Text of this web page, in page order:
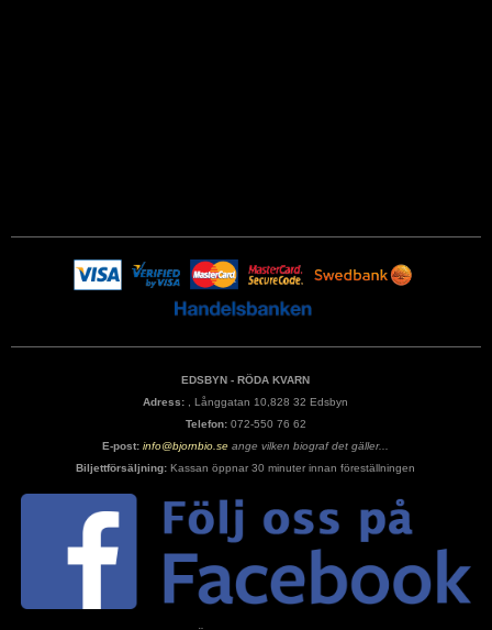
EDSBYN - RÖDA KVARN
Adress: , Långgatan 10,828 32 Edsbyn
Telefon:072-550 76 62
E-post: info@bjornbio.se ange vilken biograf det gäller...
Biljettförsäljning: Kassan öppnar 30 minuter innan föreställningen